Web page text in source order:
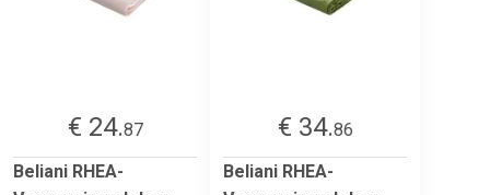
€ 24.87
Beliani RHEA-
€ 34.86
Beliani RHEA-